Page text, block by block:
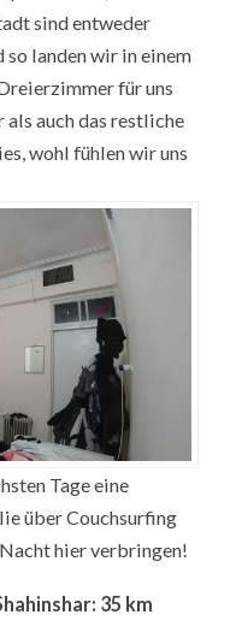
sind entweder
so landen wir in einem
für uns
auch das restliche
wohl fühlen wir uns
Tage eine
über Couchsurfing
hier verbringen!
35 km